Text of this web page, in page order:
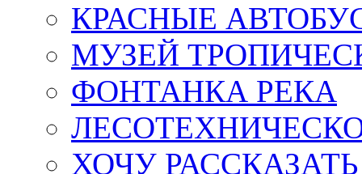
КРАСНЫЕ
МУЗЕЙ
ФОНТАНКА РЕКА
ХОЧУ РАССКАЗАТЬ